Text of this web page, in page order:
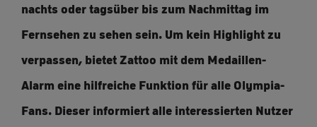
nachts oder tagsüber bis zum Nachmittag im
Fernsehen zu sehen sein. Um kein Highlight zu
verpassen, bietet Zattoo mit dem Medaillen-
Alarm eine hilfreiche Funktion für alle Olympia-
Fans. Dieser informiert alle interessierten Nutzer